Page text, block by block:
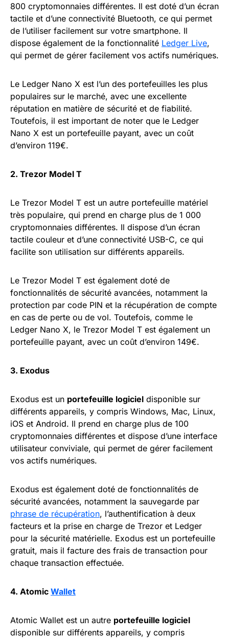
800 cryptomonnaies différentes. Il est doté d’un écran
tactile et d’une connectivité Bluetooth, ce qui permet
de l’utiliser facilement sur votre smartphone. Il
dispose également de la fonctionnalité Ledger Live,
qui permet de gérer facilement vos actifs numériques.
Le Ledger Nano X est l’un des portefeuilles les plus
populaires sur le marché, avec une excellente
réputation en matière de sécurité et de fiabilité.
Toutefois, il est important de noter que le Ledger
Nano X est un portefeuille payant, avec un coût
d’environ 119€.
2. Trezor Model T
Le Trezor Model T est un autre portefeuille matériel
très populaire, qui prend en charge plus de 1 000
cryptomonnaies différentes. Il dispose d’un écran
tactile couleur et d’une connectivité USB-C, ce qui
facilite son utilisation sur différents appareils.
Le Trezor Model T est également doté de
fonctionnalités de sécurité avancées, notamment la
protection par code PIN et la récupération de compte
en cas de perte ou de vol. Toutefois, comme le
Ledger Nano X, le Trezor Model T est également un
portefeuille payant, avec un coût d’environ 149€.
3. Exodus
Exodus est un portefeuille logiciel disponible sur
différents appareils, y compris Windows, Mac, Linux,
iOS et Android. Il prend en charge plus de 100
cryptomonnaies différentes et dispose d’une interface
utilisateur conviviale, qui permet de gérer facilement
vos actifs numériques.
Exodus est également doté de fonctionnalités de
sécurité avancées, notamment la sauvegarde par
phrase de récupération, l’authentification à deux
facteurs et la prise en charge de Trezor et Ledger
pour la sécurité matérielle. Exodus est un portefeuille
gratuit, mais il facture des frais de transaction pour
chaque transaction effectuée.
4. Atomic Wallet
Atomic Wallet est un autre portefeuille logiciel
disponible sur différents appareils, y compris